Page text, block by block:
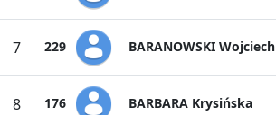
7 229 BARANOWSKI Wojciech
8 176 BARBARA Krysińska